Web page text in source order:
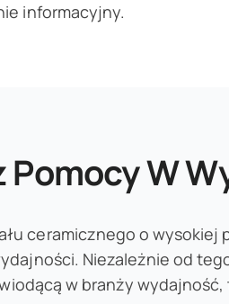
informacyjny.
W
ceramicznego o
Niezależnie od
w branży wydajność,